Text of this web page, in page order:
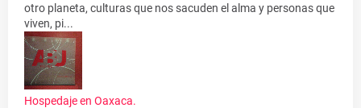
otro planeta, culturas que nos sacuden el alma y personas que
viven, pi...
Hospedaje en Oaxaca.